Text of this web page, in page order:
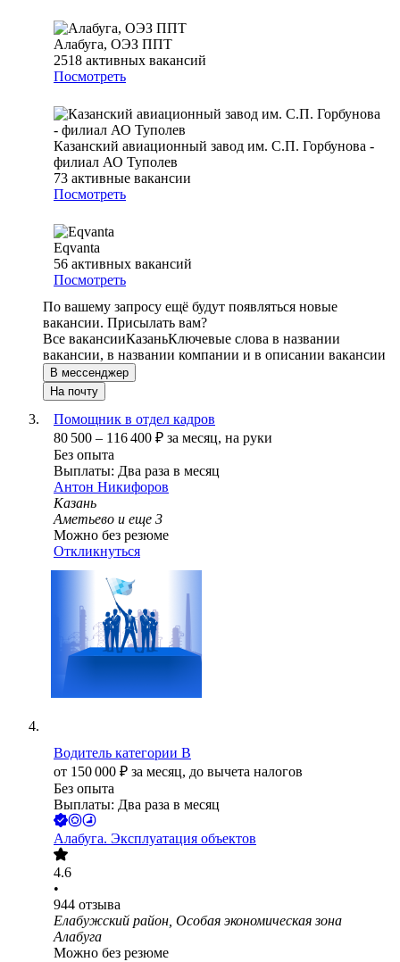
Алабуга, ОЭЗ ППТ
2518 активных вакансий
Посмотреть
Казанский авиационный завод им. С.П. Горбунова -
филиал АО Туполев
73 активные вакансии
Посмотреть
Eqvanta
56 активных вакансий
Посмотреть
По вашему запросу ещё будут появляться новые
вакансии. Присылать вам?
Все вакансииКазаньКлючевые слова в названии
вакансии, в названии компании и в описании вакансии
В мессенджер
На почту
Помощник в отдел кадров
80 500 – 116 400 ₽ за месяц, на руки
Без опыта
Выплаты: Два раза в месяц
Антон Никифоров
Казань
Аметьево и еще 3
Можно без резюме
Откликнуться
Водитель категории B
от 150 000 ₽ за месяц, до вычета налогов
Без опыта
Выплаты: Два раза в месяц
Алабуга. Эксплуатация объектов
4.6
•
944 отзыва
Елабужский район, Особая экономическая зона
Алабуга
Можно без резюме